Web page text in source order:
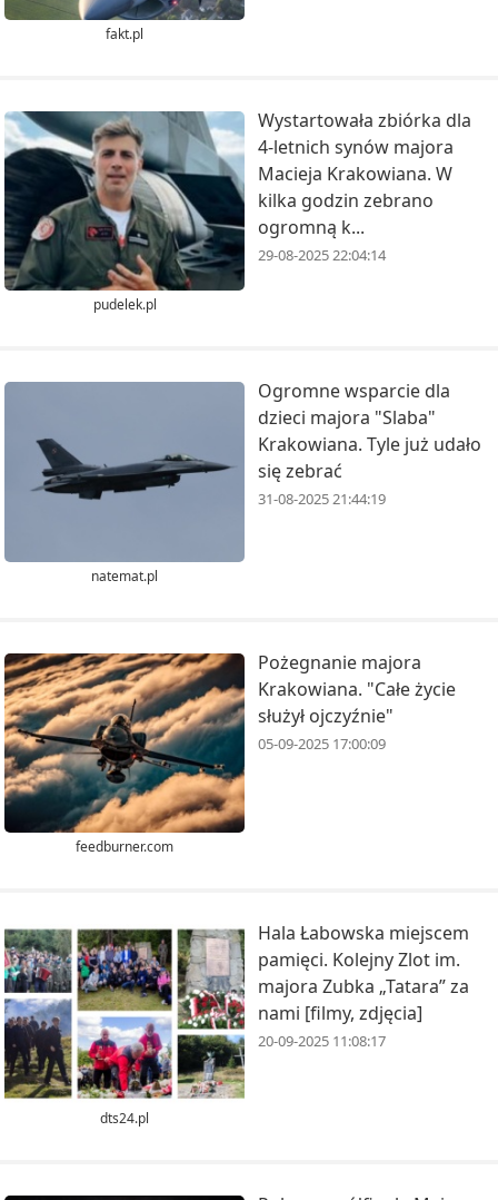
fakt.pl
pudelek.pl
Wystartowała zbiórka dla
4-letnich synów majora
Macieja Krakowiana. W
kilka godzin zebrano
ogromną k...
29-08-2025 22:04:14
natemat.pl
Ogromne wsparcie dla
dzieci majora "Slaba"
Krakowiana. Tyle już udało
się zebrać
31-08-2025 21:44:19
feedburner.com
Pożegnanie majora
Krakowiana. "Całe życie
służył ojczyźnie"
05-09-2025 17:00:09
dts24.pl
Hala Łabowska miejscem
pamięci. Kolejny Zlot im.
majora Zubka „Tatara” za
nami [filmy, zdjęcia]
20-09-2025 11:08:17